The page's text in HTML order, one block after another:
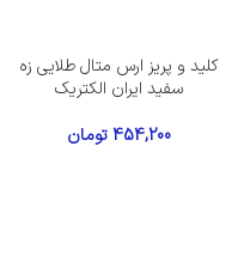
کلید و پریز ارس متال طلایی زه
سفید ایران الکتریک
454,200تومان